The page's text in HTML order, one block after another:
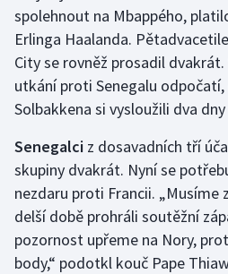
Vodní slalom
Volejbal
Ostatní
spolehnout na Mbappého,
Erlinga Haalanda.
City se rovněž prosadil
utkání proti Senegalu
Solbakkena si vysloužili dva
Senegalci z dosavadních tří
skupiny dvakrát. Nyní se
nezdaru proti Francii. „Musíme
delší době prohráli soutěžní
pozornost upřeme na Nory,
body,“ podotkl kouč Pape